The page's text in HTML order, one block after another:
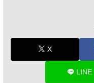
X
LINE